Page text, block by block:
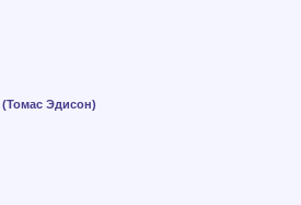
(Томас Эдисон)